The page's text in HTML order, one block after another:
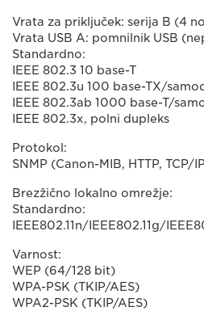
Vrata za priključek: serija B (4
Vrata USB A: pomnilnik USB
Standardno:
IEEE 802.3 10 base-T
IEEE 802.3u 100 base-TX/
IEEE 802.3ab 1000 base-T/
IEEE 802.3x, polni dupleks
Protokol:
SNMP (Canon-MIB, HTTP,
Brezžično lokalno omrežje:
Standardno:
IEEE802.11n/IEEE802.11g/
Varnost:
WEP (64/128 bit)
WPA-PSK (TKIP/AES)
WPA2-PSK (TKIP/AES)